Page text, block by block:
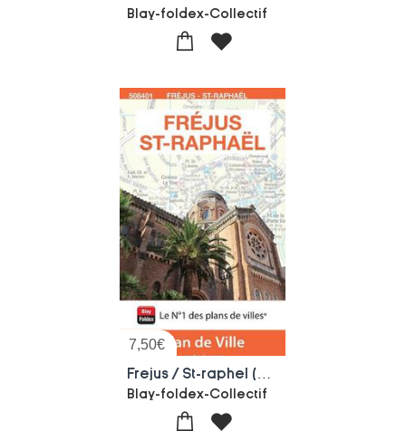
Blay-foldex-Collectif
7,50€
Blay-foldex-Collectif